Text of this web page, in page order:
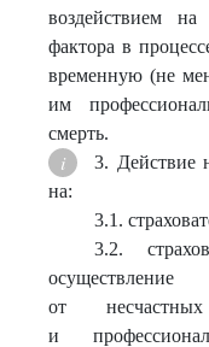
воздействием на
фактора в
временную (не
им
смерть.
3. Действие
на:
3.1.
3.2.
от
и